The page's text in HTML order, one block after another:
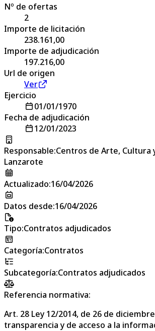
Nº de ofertas
2
Importe de licitación
238.161,00
Importe de adjudicación
197.216,00
Url de origen
Ver
Ejercicio
01/01/1970
Fecha de adjudicación
12/01/2023
Responsable:Centros de Arte, Cultura
Lanzarote
Actualizado:16/04/2026
Datos desde:16/04/2026
Tipo:Contratos adjudicados
Categoría:Contratos
Subcategoría:Contratos adjudicados
Referencia normativa:
Art. 28 Ley 12/2014, de 26 de
transparencia y de acceso a la